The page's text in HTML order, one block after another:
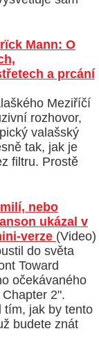
Mann: O
a prcání
Meziříčí
rozhovor,
valašský
tak, jak je
filtru. Prostě
nebo
ukázal v
verze (Video)
do světa
Toward
očekávaného
2".
tím, jak by tento
budete znát